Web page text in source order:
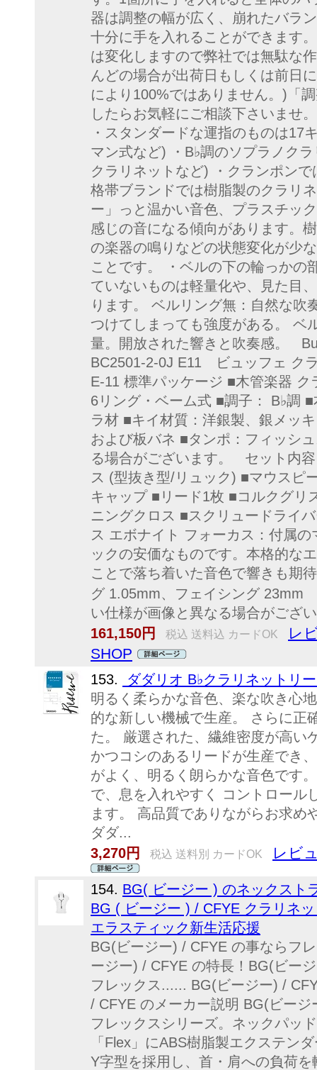
器は調整の幅が広く、崩れたバラ
十分に手を入れることができます
は変化しますので弊社では無駄な
んどの場合が出荷日もしくは前日
により100%ではありません。)「
したらお気軽にご相談下さいま
・スタンダードな運指のものは17
マン式など) ・B♭調のソプラノク
クラリネットなど) ・クランポン
格帯ブランドでは樹脂製のクラリ
ー」っと温かい音色、プラスチッ
感じの音になる傾向があります。
の楽器の鳴りなどの状態変化が少
ことです。 ・ベルの下の輪っかの
ていないものは軽量化や、見た目
ります。 ベルリング無：自然な吹
つけてしまっても強度がある。 ベ
量。開放された響きと吹奏感。
BC2501-2-0J E11 ビュッフェ ク
E-11 標準パッケージ ■木管楽器
6リング・ベーム式 ■調子： B♭調
ラ材 ■キイ材質：洋銀製、銀メッ
および板バネ ■タンポ：フィッシ
る場合がございます。 セット内
ス (型抜き型/リュック) ■マウスピ
キャップ ■リード1枚 ■コルクグリ
ニングクロス ■スクリュードライ
ス エボナイト フォーカス：付属
ックの安価なものです。本格的な
ことで落ち着いた音色で響きも期
グ 1.05mm、フェイシング
い仕様が画像と異なる場合がござ
161,150円
税込 送料込 カードOK
レ
SHOP
153.
ダダリオ B♭クラリネットリ
明るく柔らかな音色、楽な吹き心
的な新しい機械で生産。 さらに正
た。 厳選された、繊維密度が高い
かつコシのあるリードが生産でき
がよく、明るく朗らかな音色です
で、息を入れやすく コントロール
ます。 高品質でありながらお求め
ダダ...
3,270円
税込 送料別 カードOK レビ
154. BG( ビージー ) のネックスト
BG ( ビージー ) / CFYE クラリネ
エラスティック新生活応援
BG(ビージー) / CFYE の事ならフ
ージー) / CFYE の特長！BG(ビー
フレックス...... BG(ビージー) /
/ CFYE のメーカー説明 BG(ビー
フレックスシリーズ。ネックパッ
「Flex」にABS樹脂製エクステン
Y字型を採用し、首・肩への負荷